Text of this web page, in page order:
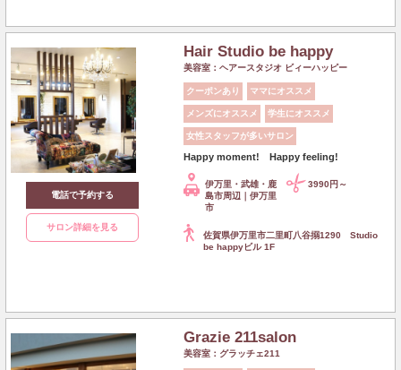
電話で予約する
サロン詳細を見る
Hair Studio be happy
美容室：ヘアースタジオ ビィーハッピー
クーポンあり ママにオススメ
メンズにオススメ 学生にオススメ
女性スタッフが多いサロン
Happy moment! Happy feeling!
伊万里・武雄・鹿
島市周辺｜伊万里
市
3990円～
佐賀県伊万里市二里町八谷搦1290 Studio
be happyビル 1F
Grazie 211salon
美容室：グラッチェ211